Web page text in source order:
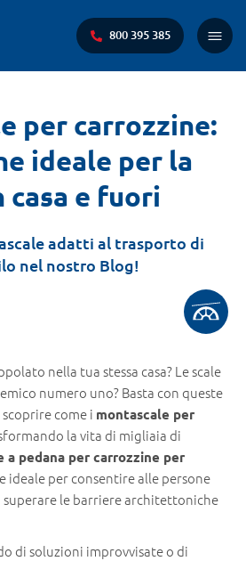
800 395 385
Menu
per carrozzine:
ideale per la
e fuori
adatti al trasporto di
nel nostro Blog!
nella tua stessa casa? Le scale
numero uno? Basta con queste
come i montascale per
la vita di migliaia di
a pedana per carrozzine per
ideale per consentire alle persone
le barriere architettoniche
di soluzioni improvvisate o di